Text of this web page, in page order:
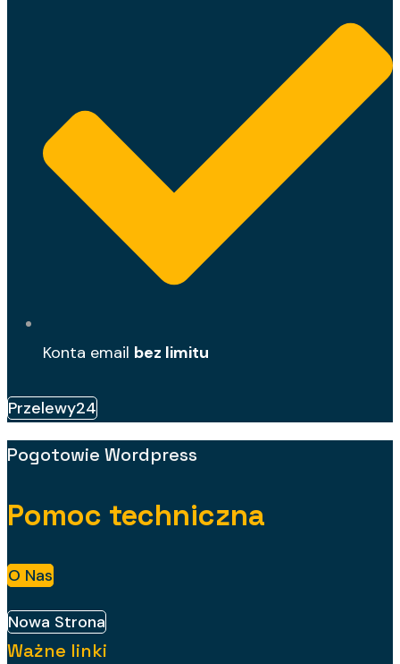
Konta email bez limitu
Przelewy24
Pogotowie Wordpress
Pomoc techniczna
O Nas
Nowa Strona
Ważne linki